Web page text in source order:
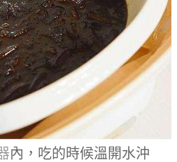
內，吃的時候溫開水沖